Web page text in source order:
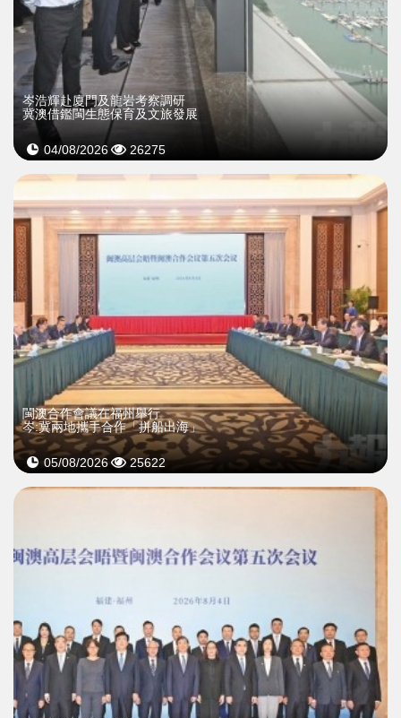
岑浩輝赴廈門及龍岩考察調研
冀澳借鑑閩生態保育及文旅發展
04/08/2026 26275
閩澳合作會議在福州舉行
岑:冀兩地攜手合作「拼船出海」
05/08/2026 25622